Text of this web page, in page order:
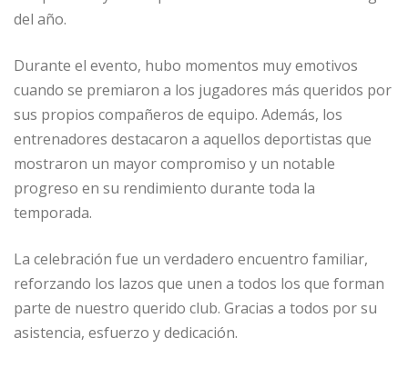
del año.
Durante el evento, hubo momentos muy emotivos
cuando se premiaron a los jugadores más queridos por
sus propios compañeros de equipo. Además, los
entrenadores destacaron a aquellos deportistas que
mostraron un mayor compromiso y un notable
progreso en su rendimiento durante toda la
temporada.
La celebración fue un verdadero encuentro familiar,
reforzando los lazos que unen a todos los que forman
parte de nuestro querido club. Gracias a todos por su
asistencia, esfuerzo y dedicación.